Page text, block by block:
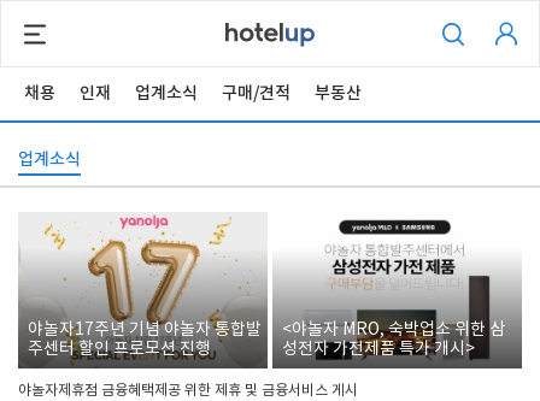
채용 인재 업계소식 구매/견적 부동산
업계소식
야놀자17주년 기념 야놀자 통합발
주센터 할인 프로모션 진행
<야놀자 MRO, 숙박업소 위한 삼
성전자 가전제품 특가 개시>
야놀자제휴점 금융혜택제공 위한 제휴 및 금융서비스 게시